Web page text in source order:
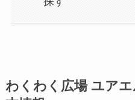
わくわく広場 ユア